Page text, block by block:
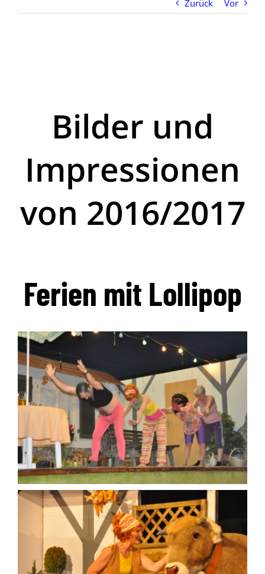
Zurück Vor
Bilder und
Impressionen
von 2016/2017
Ferien mit Lollipop